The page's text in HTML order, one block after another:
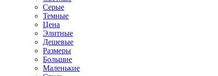
Серые
Темные
Цена
Элитные
Дешевые
Размеры
Большие
Маленькие